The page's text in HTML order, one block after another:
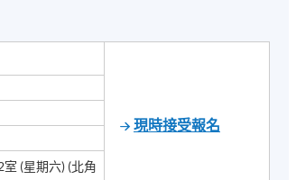
現時接受報名
(星期六) (北角